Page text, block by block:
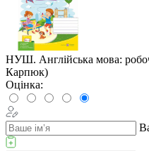
НУШ. Англійська мова:
Карпюк)
Оцінка: